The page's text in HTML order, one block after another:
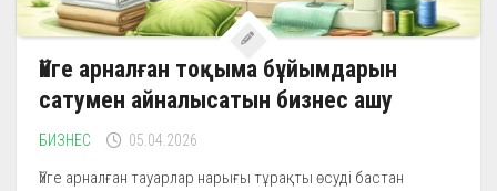
Үйге арналған тоқыма бұйымдарын
сатумен айналысатын бизнес ашу
БИЗНЕС 05.04.2026
Үйге арналған тауарлар нарығы тұрақты өсуді бастан